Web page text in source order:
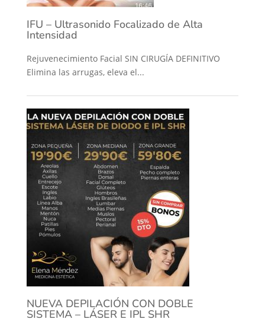
IFU – Ultrasonido Focalizado de Alta
Intensidad
Rejuvenecimiento Facial SIN CIRUGÍA DEFINITIVO
Elimina las arrugas, eleva el...
NUEVA DEPILACIÓN CON DOBLE
SISTEMA – LÁSER E IPL SHR